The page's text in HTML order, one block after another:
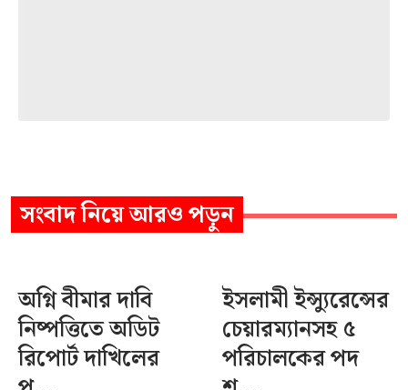
সংবাদনিয়ে আরও পড়ুন
অগ্নি বীমার দাবি
নিষ্পত্তিতে অডিট
রিপোর্ট দাখিলের
ইসলামী ইন্স্যুরেন্সের
চেয়ারম্যানসহ ৫
পরিচালকের পদ